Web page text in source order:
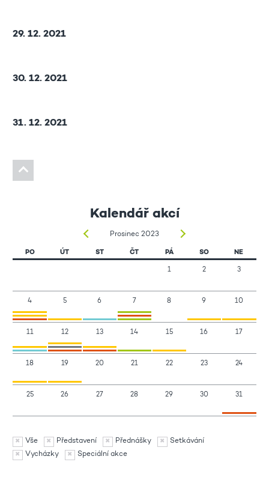
29. 12. 2021
30. 12. 2021
31. 12. 2021
Kalendář akcí
Prosinec 2023
PO ÚT ST ČT PÁ SO NE
1 2 3
4 5 6 7 8 9 10
11 12 13 14 15 16 17
18 19 20 21 22 23 24
25 26 27 28 29 30 31
Vše Představení Přednášky
Setkávání
Vycházky
Speciální akce